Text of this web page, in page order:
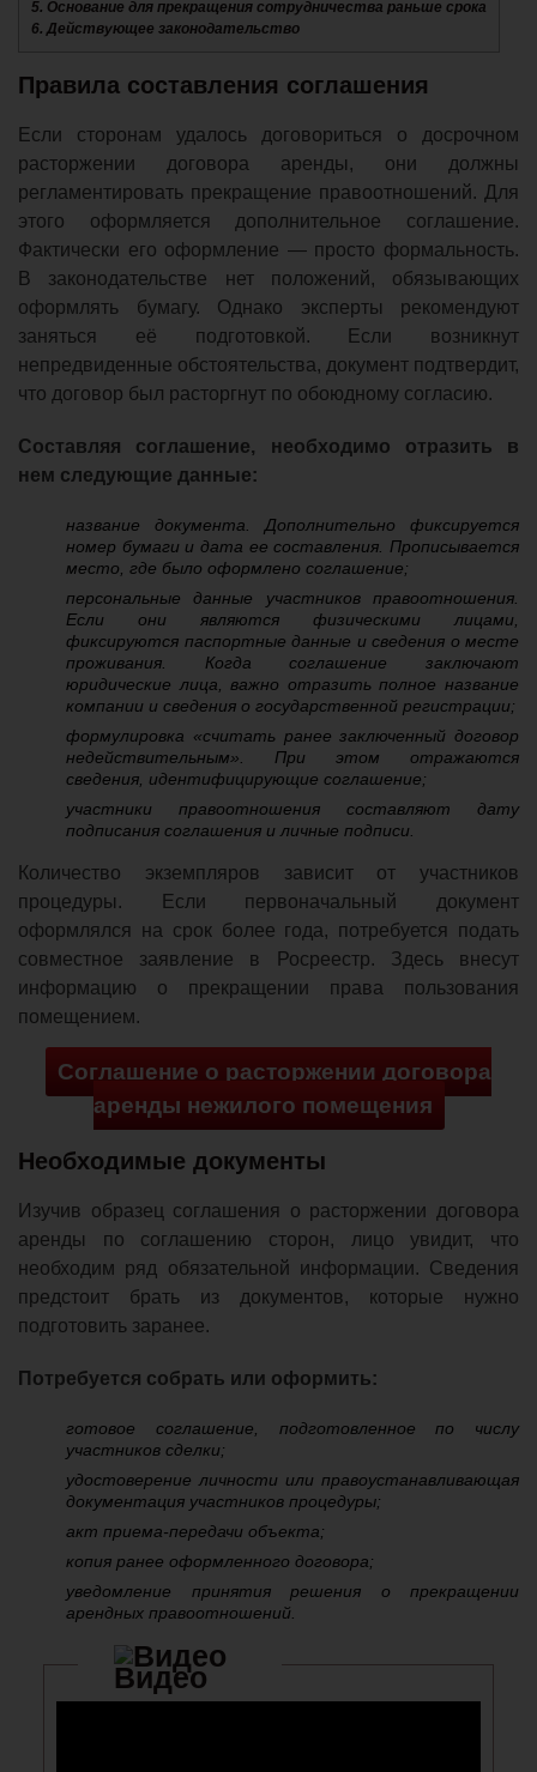
5. Основание для прекращения сотрудничества раньше срока
6. Действующее законодательство
Правила составления соглашения
Если сторонам удалось договориться о досрочном
расторжении договора аренды, они должны
регламентировать прекращение правоотношений. Для
этого оформляется дополнительное соглашение.
Фактически его оформление — просто формальность.
В законодательстве нет положений, обязывающих
оформлять бумагу. Однако эксперты рекомендуют
заняться её подготовкой. Если возникнут
непредвиденные обстоятельства, документ подтвердит,
что договор был расторгнут по обоюдному согласию.
Составляя соглашение, необходимо отразить в
нем следующие данные:
название документа. Дополнительно фиксируется
номер бумаги и дата ее составления. Прописывается
место, где было оформлено соглашение;
персональные данные участников правоотношения.
Если они являются физическими лицами,
фиксируются паспортные данные и сведения о месте
проживания. Когда соглашение заключают
юридические лица, важно отразить полное название
компании и сведения о государственной регистрации;
формулировка «считать ранее заключенный договор
недействительным». При этом отражаются
сведения, идентифицирующие соглашение;
участники правоотношения составляют дату
подписания соглашения и личные подписи.
Количество экземпляров зависит от участников
процедуры. Если первоначальный документ
оформлялся на срок более года, потребуется подать
совместное заявление в Росреестр. Здесь внесут
информацию о прекращении права пользования
помещением.
Соглашение о расторжении договора
аренды нежилого помещения
Необходимые документы
Изучив образец соглашения о расторжении договора
аренды по соглашению сторон, лицо увидит, что
необходим ряд обязательной информации. Сведения
предстоит брать из документов, которые нужно
подготовить заранее.
Потребуется собрать или оформить:
готовое соглашение, подготовленное по числу
участников сделки;
удостоверение личности или правоустанавливающая
документация участников процедуры;
акт приема-передачи объекта;
копия ранее оформленного договора;
уведомление принятия решения о прекращении
арендных правоотношений.
Видео